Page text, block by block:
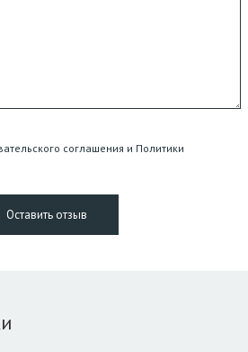
соглашения и Политики